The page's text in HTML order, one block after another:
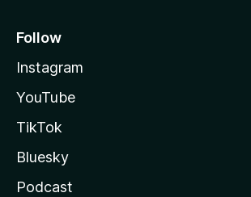
Follow
Instagram
YouTube
TikTok
Bluesky
Podcast